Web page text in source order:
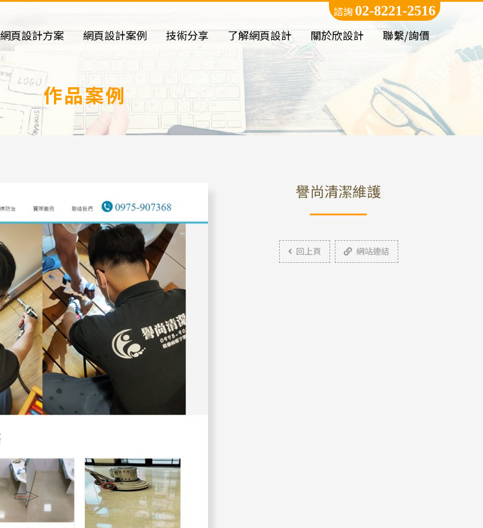
網頁設計方案 網頁設計案例 技術分享 了解網頁設計 關於欣設計 聯繫/詢價
諮詢 02-8221-2516
作品案例
譽尚清潔維護
回上頁 網站連結